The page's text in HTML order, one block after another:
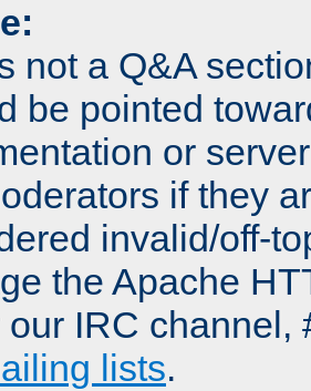
not a Q&A
be pointed
or
if they
invalid/off-
the Apache
our IRC channel,
lists.